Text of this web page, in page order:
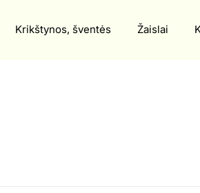
Krikštynos, šventės Žaislai